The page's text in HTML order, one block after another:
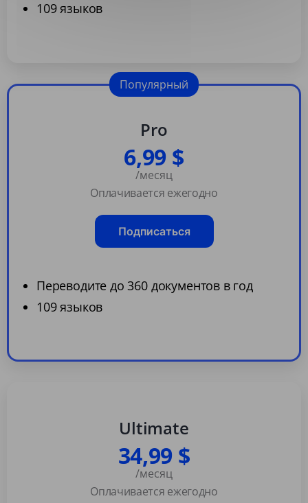
109 языков
Pro
6,99 $
/месяц
Оплачивается ежегодно
Подписаться
Переводите до 360 документов в год
109 языков
Популярный
Ultimate
34,99 $
/месяц
Оплачивается ежегодно